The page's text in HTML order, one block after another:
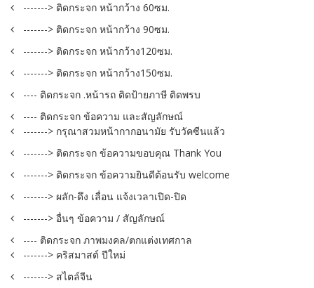
-------> ติดกระจก หน้ากว้าง 60ซม.
-------> ติดกระจก หน้ากว้าง 90ซม.
-------> ติดกระจก หน้ากว้าง120ซม.
-------> ติดกระจก หน้ากว้าง150ซม.
---- ติดกระจก .หน้ารถ ติดป้ายภาษี ติดพรบ
---- ติดกระจก ข้อความ และสัญลักษณ์
-------> กรุณาสวมหน้ากากอนามัย รับวัคซีนแล้ว
-------> ติดกระจก ข้อความขอบคุณ Thank You
-------> ติดกระจก ข้อความยินดีต้อนรับ welcome
-------> ผลัก-ดึง เลื่อน แจ้งเวลาเปิด-ปิด
-------> อื่นๆ ข้อความ / สัญลักษณ์
---- ติดกระจก ภาพมงคล/ตกแต่งเทศกาล
-------> คริสมาสต์ ปีใหม่
-------> สไตล์จีน